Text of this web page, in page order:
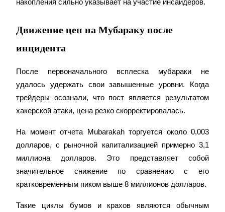
Высокая прибыль и мгновенный доступ
накопления сильно указывает на участие инсайдеров.
Движение цен на Мубараку после
инцидента
После первоначального всплеска мубараки не
удалось удержать свои завышенные уровни. Когда
трейдеры осознали, что пост является результатом
хакерской атаки, цена резко скорректировалась.
На момент отчета Mubarakah торгуется около 0,003
долларов, с рыночной капитализацией примерно 3,1
миллиона долларов. Это представляет собой
значительное снижение по сравнению с его
кратковременным пиком выше 8 миллионов долларов.
Такие циклы бумов и крахов являются обычным